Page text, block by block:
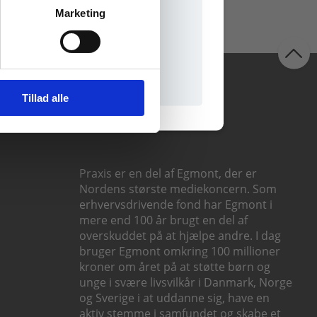
Marketing
Tillad alle
Praxis er en del af Egmont, der er
Nordens største mediekoncern. Som
erhvervsdrivende fond har Egmont i
mere end 100 år brugt en del af
overskuddet på at hjælpe andre. I dag
bruger Egmont omkring 100 millioner
kroner om året på at støtte børn og
unge i svære livsvilkår i Danmark, Norge
og Sverige i at uddanne sig, have en
aktiv stemme i samfundet og skabe et